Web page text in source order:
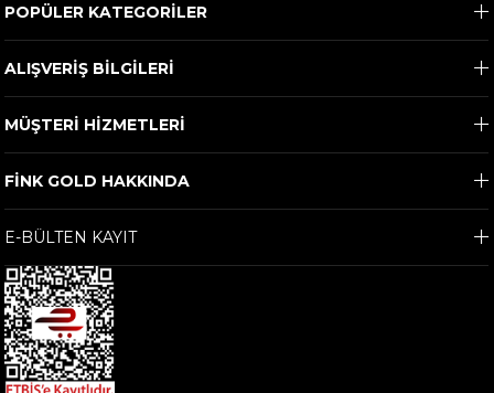
POPÜLER KATEGORİLER
ALIŞVERİŞ BİLGİLERİ
MÜŞTERİ HİZMETLERİ
FİNK GOLD HAKKINDA
E-BÜLTEN KAYIT